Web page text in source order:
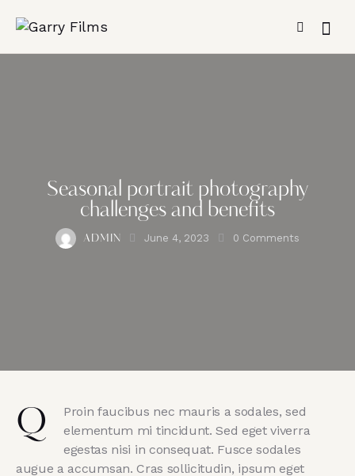
Seasonal portrait photography
challenges and benefits
ADMIN June 4, 2023 0 Comments
Q
Proin faucibus nec mauris a sodales, sed
elementum mi tincidunt. Sed eget viverra
egestas nisi in consequat. Fusce sodales
augue a accumsan. Cras sollicitudin, ipsum eget